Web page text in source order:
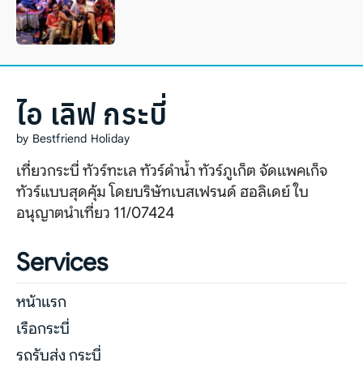
ไอ เลิฟ กระบี่
by Bestfriend Holiday
เที่ยวกระบี่ ทัวร์ทะเล ทัวร์ดำน้ำ ทัวร์ภูเก็ต จัดแพคเก็จ
ทัวร์แบบสุดคุ้ม โดยบริษัทเบสเฟรนด์ ฮอลิเดย์ ใบ
อนุญาตนำเที่ยว 11/07424
Services
หน้าแรก
เรือกระบี่
รถรับส่ง กระบี่